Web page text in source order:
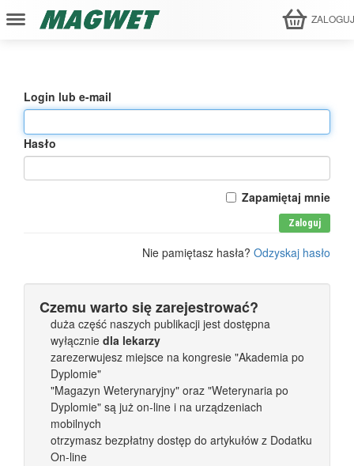
Login lub e-mail
Hasło
Zapamiętaj mnie
Zaloguj
Nie pamiętasz hasła? Odzyskaj hasło
Czemu warto się zarejestrować?
duża część naszych publikacji jest dostępna
wyłącznie dla lekarzy
zarezerwujesz miejsce na kongresie "Akademia po
Dyplomie"
"Magazyn Weterynaryjny" oraz "Weterynaria po
Dyplomie" są już on-line i na urządzeniach
mobilnych
otrzymasz bezpłatny dostęp do artykułów z Dodatku
On-line